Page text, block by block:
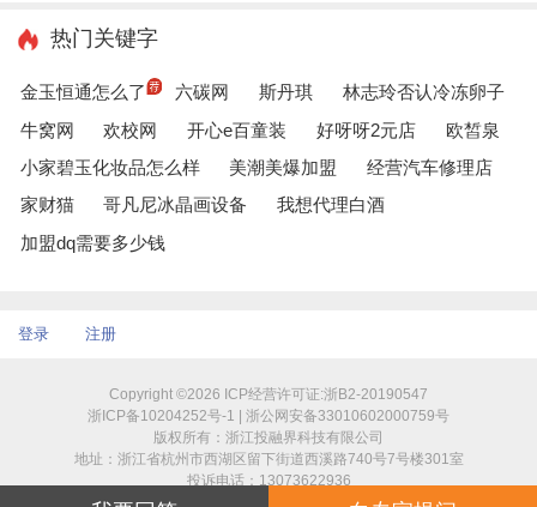
热门关键字
金玉恒通怎么了 六碳网 斯丹琪
林志玲否认冷冻卵子
牛窝网
欢校网 开心e百童装 好呀呀2元店
欧皙泉
小家碧玉化妆品怎么样
美潮美爆加盟
经营汽车修理店
家财猫
哥凡尼冰晶画设备
我想代理白酒
加盟dq需要多少钱
登录 注册
Copyright ©2026 ICP经营许可证:浙B2-20190547
浙ICP备10204252号-1 | 浙公网安备33010602000759号
版权所有：浙江投融界科技有限公司
地址：浙江省杭州市西湖区留下街道西溪路740号7号楼301室
投诉电话：13073622936